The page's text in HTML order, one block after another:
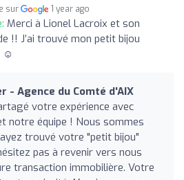
sur 1 year ago
Merci à Lionel Lacroix et son
!! J’ai trouvé mon petit bijou
☺️
- Agence du Comté d'AIX
votre expérience avec
notre équipe ! Nous sommes
trouvé votre "petit bijou"
pas à revenir vers nous
transaction immobilière. Votre